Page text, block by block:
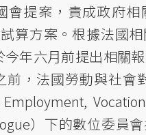
會提案，責成政府相
算方案。根據法國
今年六月前提出相關
前，法國勞動與社會
）下的數位委員